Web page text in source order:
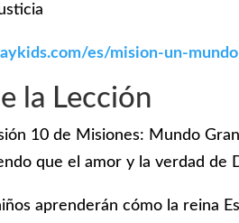
es/mision-un-
la Lección
10 de Misiones: Mundo
que el amor y la verdad de
aprenderán cómo la reina